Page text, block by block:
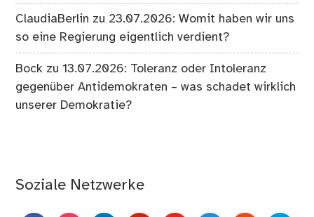
ClaudiaBerlin zu 23.07.2026: Womit haben wir uns
so eine Regierung eigentlich verdient?
Bock zu13.07.2026: Toleranz oder Intoleranz
gegenüber Antidemokraten – was schadet wirklich
unserer Demokratie?
Soziale Netzwerke